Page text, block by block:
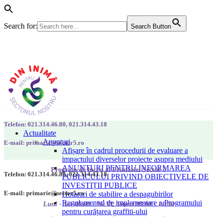
Search for: Search Button
Actualitate
Anunțuri
Afișare în cadrul procedurii de evaluare a
impactului diverselor proiecte asupra mediului
ANUNȚURI PENTRU INFORMAREA
PUBLICULUI PRIVIND OBIECTIVELE DE
INVESTIȚII PUBLICE
Hotarari de stabilire a despagubirilor
Regulamentul de implementare a Programului
pentru curățarea graffiti-ului
Telefon: 021.314.46.80, 021.314.43.18
E-mail: primarie@sector5.ro
Program de lucru al Primăriei Sector 5
Luni - Joi 08:00 - 16:30; Vineri 08:00 - 14:00
Telefon: 021.314.46.80, 021.314.43.18
E-mail: primarie@sector5.ro